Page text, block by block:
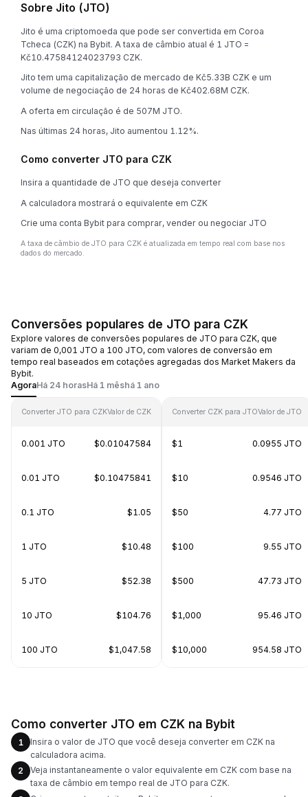
Sobre Jito (JTO)
Jito é uma criptomoeda que pode ser convertida em Coroa
Tcheca (CZK) na Bybit. A taxa de câmbio atual é 1 JTO =
Kč10.47584124023793 CZK.
Jito tem uma capitalização de mercado de Kč5.33B CZK e um
volume de negociação de 24 horas de Kč402.68M CZK.
A oferta em circulação é de 507M JTO.
Nas últimas 24 horas, Jito aumentou 1.12%.
Como converter JTO para CZK
Insira a quantidade de JTO que deseja converter
A calculadora mostrará o equivalente em CZK
Crie uma conta Bybit para comprar, vender ou negociar JTO
A taxa de câmbio de JTO para CZK é atualizada em tempo real com base nos
dados do mercado.
Conversões populares de JTO para CZK
Explore valores de conversões populares de JTO para CZK, que
variam de 0,001 JTO a 100 JTO, com valores de conversão em
tempo real baseados em cotações agregadas dos Market Makers da
Bybit.
AgoraHá 24 horasHá 1 mêshá 1 ano
Converter JTO para CZKValor de CZK
0.001 JTO $0.01047584
0.01 JTO $0.10475841
0.1 JTO $1.05
1 JTO $10.48
5 JTO $52.38
10 JTO $104.76
100 JTO $1,047.58
Converter CZK para JTOValor de JTO
$1 0.0955 JTO
$10 0.9546 JTO
$50 4.77 JTO
$100 9.55 JTO
$500 47.73 JTO
$1,000 95.46 JTO
$10,000 954.58 JTO
Como converter JTO em CZK na Bybit
1
Insira o valor de JTO que você deseja converter em CZK na
calculadora acima.
2
Veja instantaneamente o valor equivalente em CZK com base na
taxa de câmbio em tempo real de JTO para CZK.